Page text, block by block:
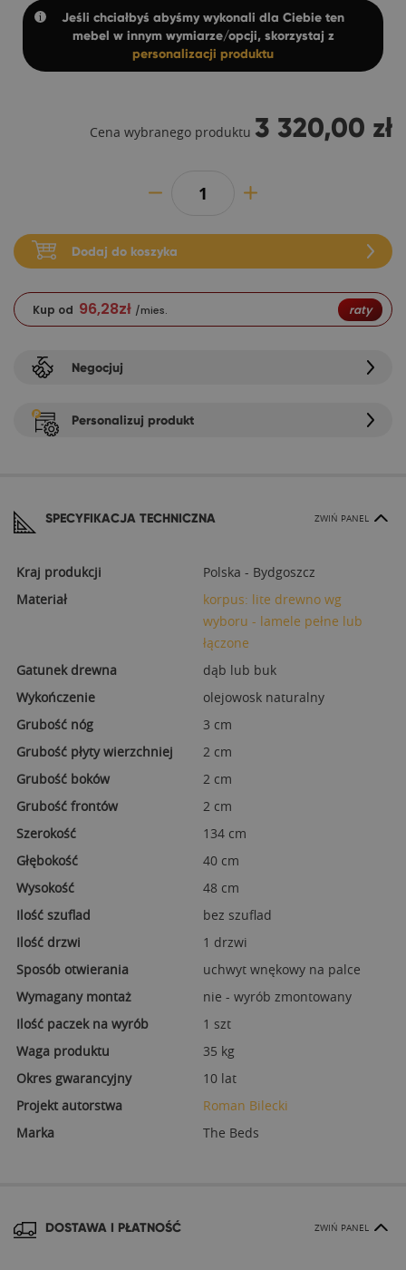
Jeśli chciałbyś abyśmy wykonali dla Ciebie ten
mebel w innym wymiarze/opcji, skorzystaj z
personalizacji produktu
Cena wybranego produktu 3 320,00 zł
Dodaj do koszyka
Kup od 96,28zł /mies. raty
Negocjuj
Personalizuj produkt
SPECYFIKACJA TECHNICZNA ZWIŃ PANEL
Kraj produkcji
Polska - Bydgoszcz
Materiał
korpus: lite drewno wg
wyboru - lamele pełne lub
łączone
Gatunek drewna
dąb lub buk
Wykończenie
olejowosk naturalny
Grubość nóg
3 cm
Grubość płyty wierzchniej
2 cm
Grubość boków
2 cm
Grubość frontów
2 cm
Szerokość
134 cm
Głębokość
40 cm
Wysokość
48 cm
Ilość szuflad
bez szuflad
Ilość drzwi
1 drzwi
Sposób otwierania
uchwyt wnękowy na palce
Wymagany montaż
nie - wyrób zmontowany
Ilość paczek na wyrób
1 szt
Waga produktu
35 kg
Okres gwarancyjny
10 lat
Projekt autorstwa
Roman Bilecki
Marka
The Beds
DOSTAWA I PŁATNOŚĆ ZWIŃ PANEL